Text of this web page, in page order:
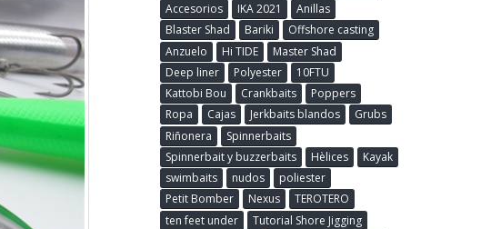
Accesorios
IKA 2021
Anillas
Blaster Shad
Bariki
Offshore casting
Anzuelo
Hi TIDE
Master Shad
Deep liner
Polyester
10FTU
Kattobi Bou
Crankbaits
Poppers
Ropa
Cajas Jerkbaits blandos
Grubs
Riñonera
Spinnerbaits
Spinnerbait y buzzerbaits
Hèlices
Kayak
swimbaits
nudos
poliester
Petit Bomber
Nexus
TEROTERO
ten feet under
Tutorial Shore Jigging